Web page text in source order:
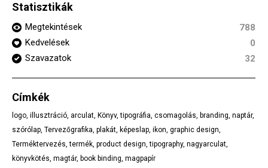
Statisztikák
Megtekintések
788
Kedvelések
0
Szavazatok
32
Címkék
logo, illusztráció, arculat, Könyv,tipográfia, csomagolás, branding, naptár,
szórólap, Tervezőgrafika, plakát, képeslap, ikon, graphic design,
Terméktervezés,termék, product design,tipography, nagyarculat,
könyvkötés, magtár, book binding, magpapír